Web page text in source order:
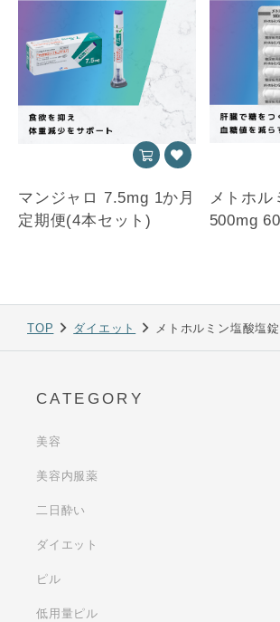
マンジャロ 7.5mg 1か月
定期便(4本セット)
メトホル
500mg
TOP ダイエット メトホルミン塩酸塩
CATEGORY
美容
美容内服薬
二日酔い
ダイエット
ピル
低用量ピル